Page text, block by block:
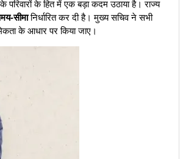
परिवारों के हित में एक बड़ा कदम उठाया है। राज्य
सीमानिर्धारित कर दी है। मुख्य सचिव ने सभी
के आधार पर किया जाए।